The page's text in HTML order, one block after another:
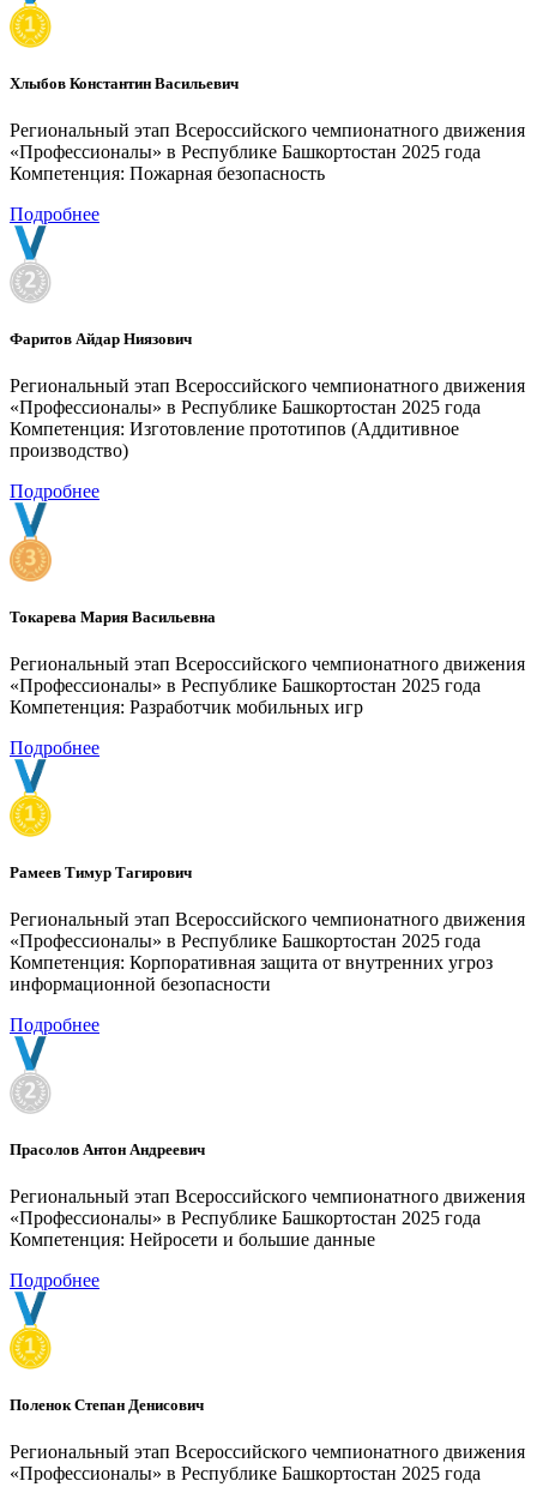
Хлыбов Константин Васильевич
Региональный этап Всероссийского чемпионатного движения
«Профессионалы» в Республике Башкортостан 2025 года
Компетенция: Пожарная безопасность
Подробнее
Фаритов Айдар Ниязович
Региональный этап Всероссийского чемпионатного движения
«Профессионалы» в Республике Башкортостан 2025 года
Компетенция: Изготовление прототипов (Аддитивное
производство)
Подробнее
Токарева Мария Васильевна
Региональный этап Всероссийского чемпионатного движения
«Профессионалы» в Республике Башкортостан 2025 года
Компетенция: Разработчик мобильных игр
Подробнее
Рамеев Тимур Тагирович
Региональный этап Всероссийского чемпионатного движения
«Профессионалы» в Республике Башкортостан 2025 года
Компетенция: Корпоративная защита от внутренних угроз
информационной безопасности
Подробнее
Прасолов Антон Андреевич
Региональный этап Всероссийского чемпионатного движения
«Профессионалы» в Республике Башкортостан 2025 года
Компетенция: Нейросети и большие данные
Подробнее
Поленок Степан Денисович
Региональный этап Всероссийского чемпионатного движения
«Профессионалы» в Республике Башкортостан 2025 года